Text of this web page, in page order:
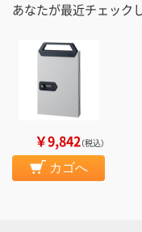
あなたが最近チェック
￥9,842（税込）
カゴへ